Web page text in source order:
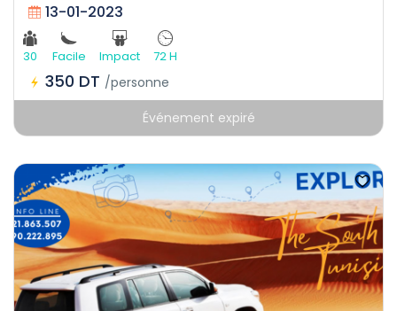
13-01-2023
30 Facile Impact 72 H
350 DT /personne
Événement expiré